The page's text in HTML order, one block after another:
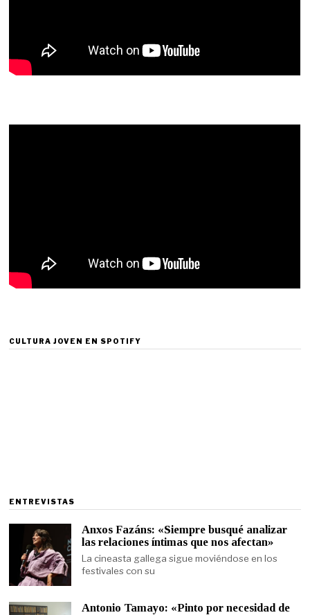
CULTURA JOVEN EN SPOTIFY
ENTREVISTAS
Anxos Fazáns: «Siempre busqué analizar
las relaciones íntimas que nos afectan»
La cineasta gallega sigue moviéndose en los
festivales con su
Antonio Tamayo: «Pinto por necesidad de